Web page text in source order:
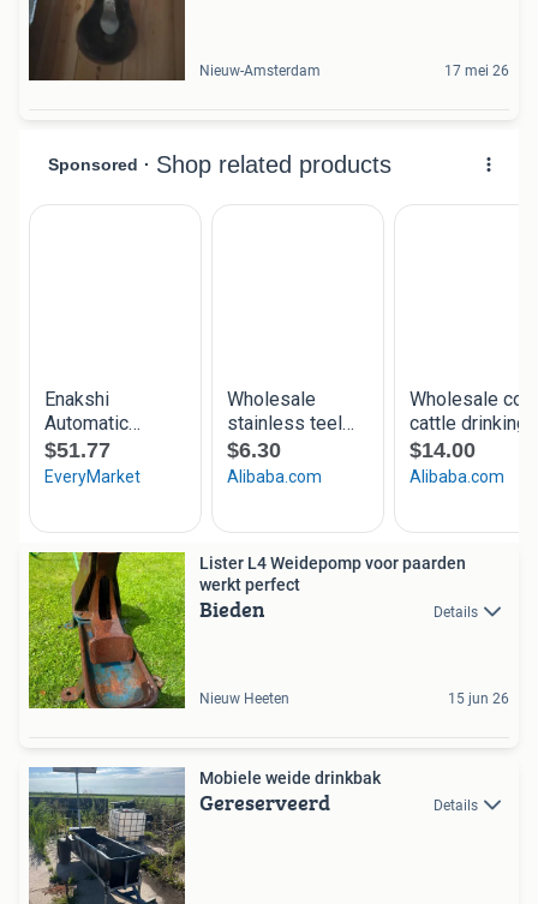
Nieuw-Amsterdam 17 mei 26
Lister L4 Weidepomp voor paarden
werkt perfect
Bieden Details
Nieuw Heeten 15 jun 26
Mobiele weide drinkbak
Gereserveerd Details